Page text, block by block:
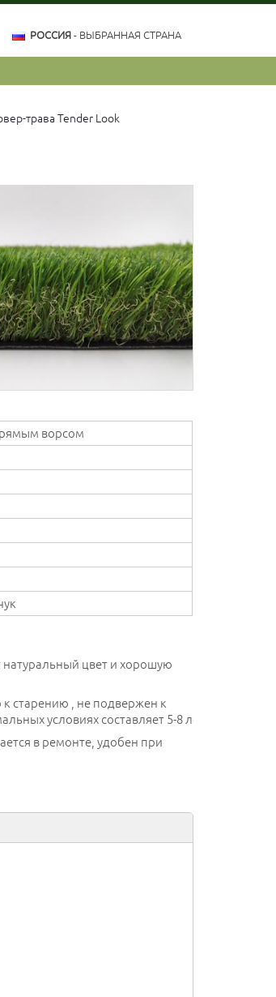
РОССИЯ - ВЫБРАННАЯ СТРАНА
трава Tender Look
ворсом
цвет и хорошую
старению , не подвержен к
условиях составляет 5-8 лет.
в ремонте, удобен при